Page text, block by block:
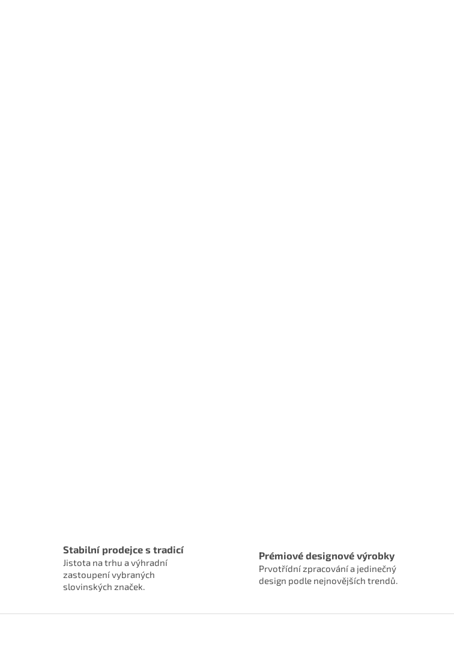
Stabilní prodejce s tradicí
Jistota na trhu a výhradní
zastoupení vybraných
slovinských značek.
Prémiové designové výrobky
Prvotřídní zpracování a jedinečný
design podle nejnovějších trendů.